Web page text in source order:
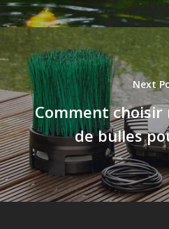
Next
Comment
de bulles